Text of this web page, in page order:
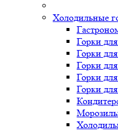
Холодильные
Горки
Горки
Горки
Горки
Горки